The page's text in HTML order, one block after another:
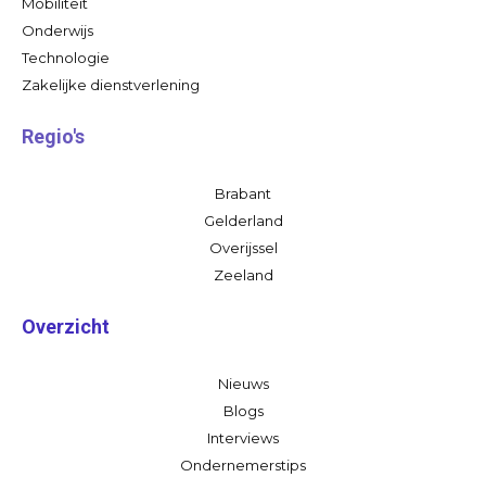
Onderwijs
Technologie
Zakelijke dienstverlening
Regio's
Brabant
Gelderland
Overijssel
Zeeland
Overzicht
Nieuws
Blogs
Interviews
Ondernemerstips